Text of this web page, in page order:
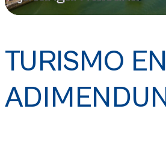
TURISMO